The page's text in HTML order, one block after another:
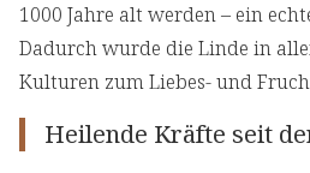
1000 Jahre alt werden – ein
Dadurch wurde die Linde in
Kulturen zum Liebes- und
Heilende Kräfte seit